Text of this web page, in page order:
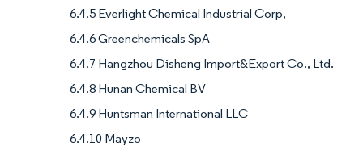
6.4.5 Everlight Chemical Industrial Corp,
6.4.6 Greenchemicals SpA
6.4.7 Hangzhou Disheng Import&Export Co., Ltd.
6.4.8 Hunan Chemical BV
6.4.9 Huntsman International LLC
6.4.10 Mayzo